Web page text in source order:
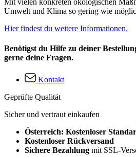
Umwelt und Klima so gering wie
Hier findest du weitere Informationen.
Benötigst du Hilfe zu deiner
gerne deine Fragen.
Kontakt
Geprüfte Qualität
Sicher und vertraut einkaufen
Österreich: Kostenloser
Kostenloser Rückversand
Sichere Bezahlung mit SSL-